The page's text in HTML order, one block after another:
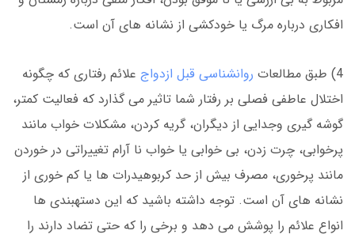
افکاری درباره مرگ یا خودکشی از نشانه های آن است.
4) طبق مطالعات روانشناسی قبل ازدواج علائم رفتاری که چگونه
اختلال عاطفی فصلی بر رفتار شما تاثیر می گذارد که فعالیت کمتر،
گوشه گیری وجدایی از دیگران، گریه کردن، مشکلات خواب مانند
پرخوابی، چرت زدن، بی خوابی یا خواب نا آرام تغییراتی در خوردن
مانند پرخوری، مصرف بیش از حد کربوهیدرات ها یا کم خوری از
نشانه های آن است. توجه داشته باشید که این دستهبندی ها
انواع علائم را پوشش می دهد و برخی را که حتی تضاد دارند را